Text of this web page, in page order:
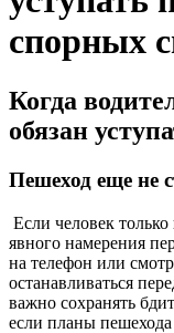
спорных
Когда
обязан
Пешеход еще не
Если человек
явного намерения
на телефон или
останавливаться
важно сохранять
если планы пешехода